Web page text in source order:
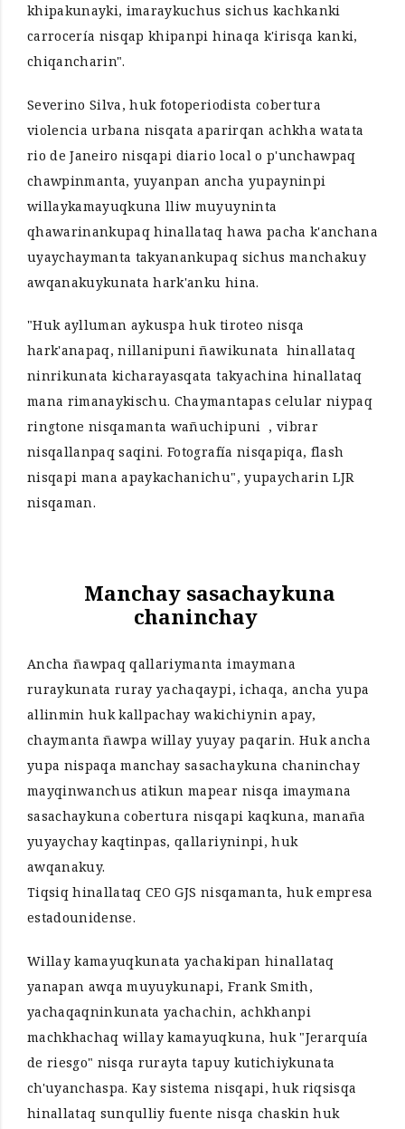
khipakunayki, imaraykuchus sichus kachkanki
carrocería nisqap khipanpi hinaqa k'irisqa kanki,
chiqancharin".
Severino Silva, huk fotoperiodista cobertura
violencia urbana nisqata aparirqan achkha watata
rio de Janeiro nisqapi diario local o p'unchawpaq
chawpinmanta, yuyanpan ancha yupayninpi
willaykamayuqkuna lliw muyuyninta
qhawarinankupaq hinallataq hawa pacha k'anchana
uyaychaymanta takyanankupaq sichus manchakuy
awqanakuykunata hark'anku hina.
"Huk aylluman aykuspa huk tiroteo nisqa
hark'anapaq, nillanipuni ñawikunata hinallataq
ninrikunata kicharayasqata takyachina hinallataq
mana rimanaykischu. Chaymantapas celular niypaq
ringtone nisqamanta wañuchipuni , vibrar
nisqallanpaq saqini. Fotografía nisqapiqa, flash
nisqapi mana apaykachanichu", yupaycharin LJR
nisqaman.
Manchay sasachaykuna
chaninchay
Ancha ñawpaq qallariymanta imaymana
ruraykunata ruray yachaqaypi, ichaqa, ancha yupa
allinmin huk kallpachay wakichiynin apay,
chaymanta ñawpa willay yuyay paqarin. Huk ancha
yupa nispaqa manchay sasachaykuna chaninchay
mayqinwanchus atikun mapear nisqa imaymana
sasachaykuna cobertura nisqapi kaqkuna, manaña
yuyaychay kaqtinpas, qallariyninpi, huk
awqanakuy.
Tiqsiq hinallataq CEO GJS nisqamanta, huk empresa
estadounidense.
Willay kamayuqkunata yachakipan hinallataq
yanapan awqa muyuykunapi, Frank Smith,
yachaqaqninkunata yachachin, achkhanpi
machkhachaq willay kamayuqkuna, huk "Jerarquía
de riesgo" nisqa rurayta tapuy kutichiykunata
ch'uyanchaspa. Kay sistema nisqapi, huk riqsisqa
hinallataq sunqulliy fuente nisqa chaskin huk